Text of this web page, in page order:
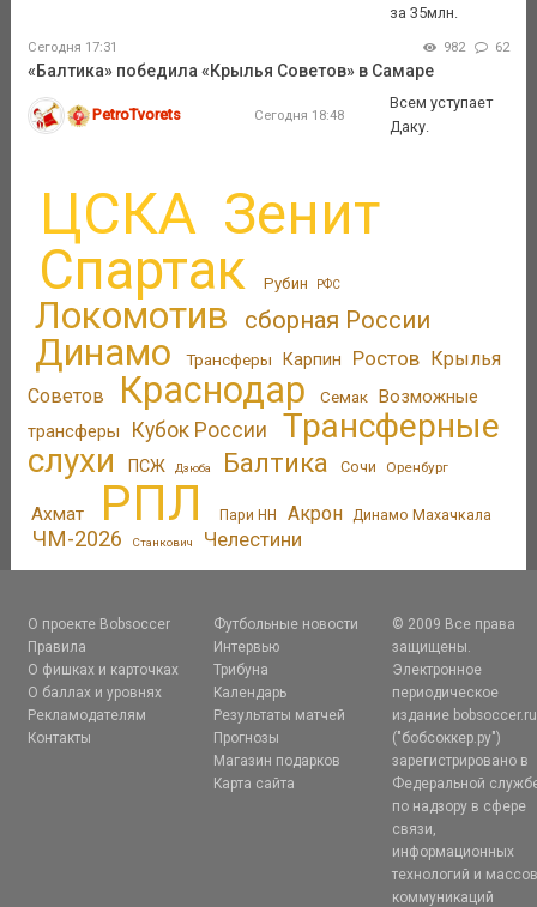
за 35млн.
Сегодня 17:31 982 62
«Балтика» победила «Крылья Советов» в Самаре
PetroTvorets Сегодня 18:48
Всем уступает
Даку.
ЦСКА Зенит
Спартак Рубин РФС
Локомотив сборная России
Динамо Трансферы Карпин Ростов
Крылья
Советов
Краснодар Семак Возможные
трансферы
Кубок России
Трансферные
слухи
ПСЖ Дзюба Балтика Сочи Оренбург
Ахмат РПЛ Пари НН Акрон Динамо Махачкала
ЧМ-2026 Станкович Челестини
О проекте Bobsoccer
Правила
О фишках и карточках
О баллах и уровнях
Рекламодателям
Контакты
Футбольные новости
Интервью
Трибуна
Календарь
Результаты матчей
Прогнозы
Магазин подарков
Карта сайта
© 2009 Все права
защищены.
Электронное
периодическое
издание bobsoccer.ru
("бобсоккер.ру")
зарегистрировано в
Федеральной
по надзору в сфере
связи,
информационных
технологий и
коммуникаций